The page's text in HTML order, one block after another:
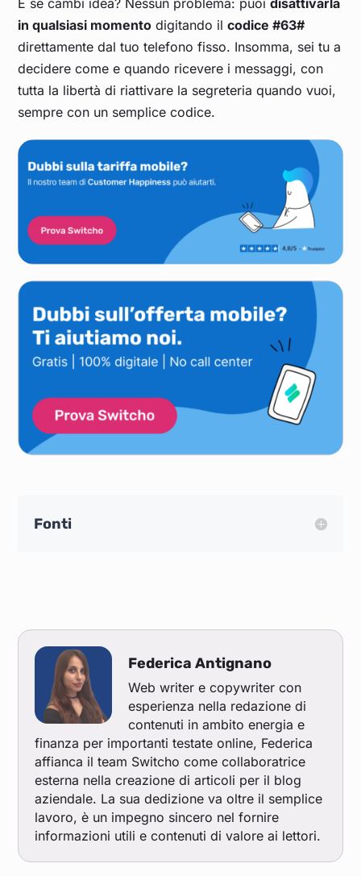
E se cambi idea? Nessun problema: puoidisattivarla
in qualsiasi momento digitando ilcodice #63#
direttamente dal tuo telefono fisso. Insomma, sei tu a
decidere come e quando ricevere i messaggi, con
tutta la libertà di riattivare la segreteria quando vuoi,
sempre con un semplice codice.
Fonti
Federica Antignano
Web writer e copywriter con
esperienza nella redazione di
contenuti in ambito energia e
finanza per importanti testate online, Federica
affianca il team Switcho come collaboratrice
esterna nella creazione di articoli per il blog
aziendale. La sua dedizione va oltre il semplice
lavoro, è un impegno sincero nel fornire
informazioni utili e contenuti di valore ai lettori.